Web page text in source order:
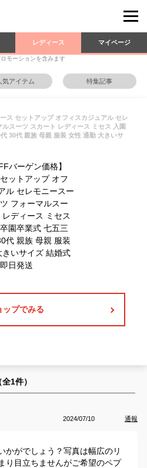
レディース マイページ
モーションを含みます
気アイテム 特集記事
ス セットアップ オフィスカジュアル セレ
スーツ スカート レディース ミセス 入園
30代 親族 母親 服装 女性 通勤 大きいサ
ップでみる
全1件）
2024/07/10 通報
かがでしょう？写真は幅広のリ
り目立ちませんがご希望のペプ